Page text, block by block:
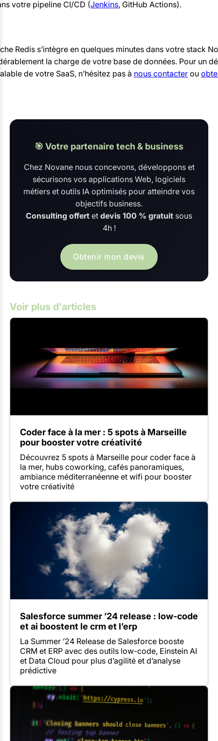
votre pipeline CI/CD (Jenkins, GitHub Actions).
Redis s’intègre en quelques minutes dans votre stack
la charge de votre base de données. Pour un
de votre SaaS, n’hésitez pas à nous contacter ou
🎯 Votre partenaire tech & business
Chez Novane nous concevons, développons et
sécurisons vos applications Web, logiciels
métiers et outils IA optimisés pour atteindre vos
objectifs business.
Consulting offert et devis 100 % gratuit sous
4h !
Obtenir mon devis
Voir plus d'articles
Coder face à la mer : 5 spots à Marseille
pour booster votre créativité
Découvrez 5 spots à Marseille pour coder face à
la mer, hubs coworking, cafés panoramiques,
ambiance méditerranéenne et wifi pour booster
votre créativité
Salesforce summer ’24 release : low-code
et ai boostent le crm et l’erp
La Summer ’24 Release de Salesforce booste
CRM et ERP avec des outils low-code, Einstein AI
et Data Cloud pour plus d’agilité et d’analyse
prédictive